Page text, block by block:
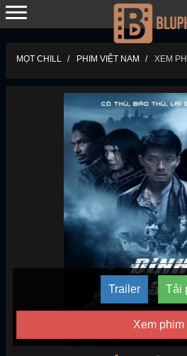
MỌT CHILL PHIM VIỆT NAM XEM
Trailer Tải
Xem phim